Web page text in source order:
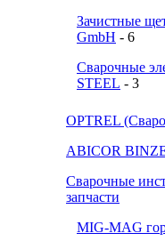
Зачистные
GmbH - 6
Сварочные
STEEL - 3
OPTREL
ABICOR
Сварочные
запчасти
MIG-MAG